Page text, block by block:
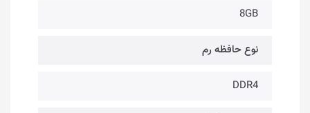
8GB
نوع حافظه رم
DDR4